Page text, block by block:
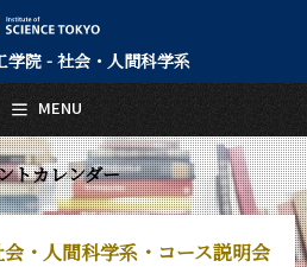
学院 - 社会・人間科学系
トカレンダー
・人間科学系・コース説明会
MENU
English